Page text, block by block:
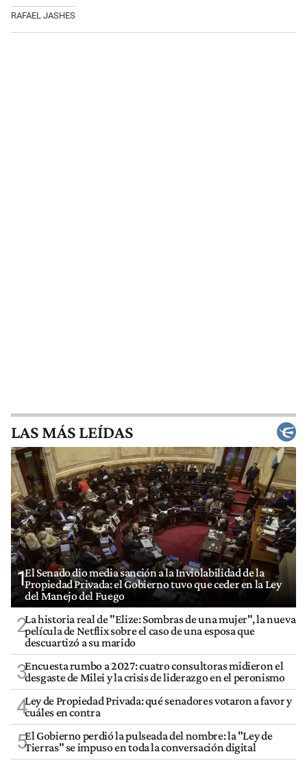
RAFAEL JASHES
LAS MÁS LEÍDAS
1El Senado dio media sanción a la Inviolabilidad de la
Propiedad Privada: el Gobierno tuvo que ceder en la Ley
del Manejo del Fuego
2La historia real de "Elize: Sombras de una mujer", la nueva
película de Netflix sobre el caso de una esposa que
descuartizó a su marido
3Encuesta rumbo a 2027: cuatro consultoras midieron el
desgaste de Milei y la crisis de liderazgo en el peronismo
4Ley de Propiedad Privada: qué senadores votaron a favor y
cuáles en contra
5El Gobierno perdió la pulseada del nombre: la "Ley de
Tierras" se impuso en toda la conversación digital